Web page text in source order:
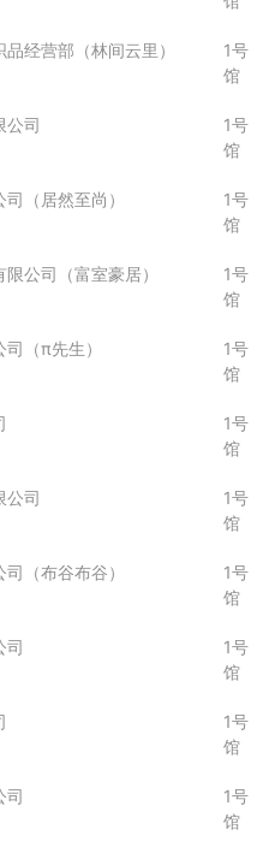
经营部（林间云里）
1号
馆
公司
1号
馆
（居然至尚）
1号
馆
公司（富室豪居）
1号
馆
（π先生）
1号
馆
1号
馆
公司
1号
馆
（布谷布谷）
1号
馆
司
1号
馆
1号
馆
司
1号
馆